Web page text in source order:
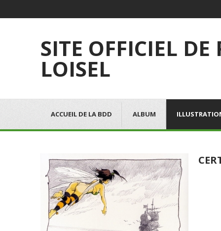
SITE OFFICIEL DE
LOISEL
ACCUEIL DE LA BDD ALBUM